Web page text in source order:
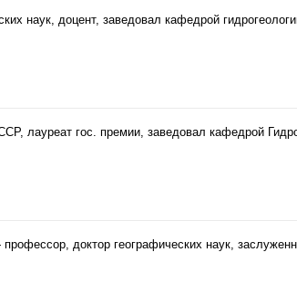
наук, доцент, заведовал кафедрой
лауреат гос. премии, заведовал кафедрой
доктор географических наук,